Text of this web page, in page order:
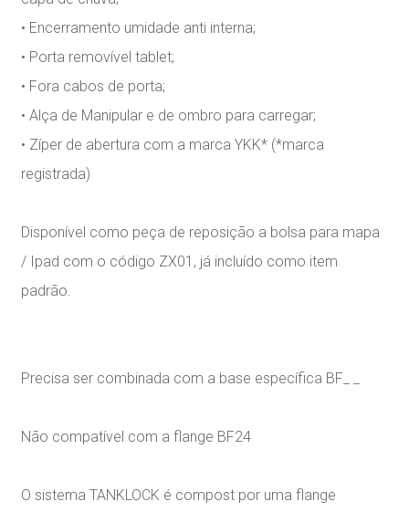
• Encerramento umidade anti interna;
• Porta removível tablet;
• Fora cabos de porta;
• Alça de Manipular e de ombro para carregar;
• Zíper de abertura com a marca YKK* (*marca
registrada)
Disponível como peça de reposição a bolsa para mapa
/ Ipad com o código ZX01, já incluído como item
padrão.
Precisa ser combinada com a base específica BF_ _
Não compatível com a flange BF24
O sistema TANKLOCK é compost por uma flange